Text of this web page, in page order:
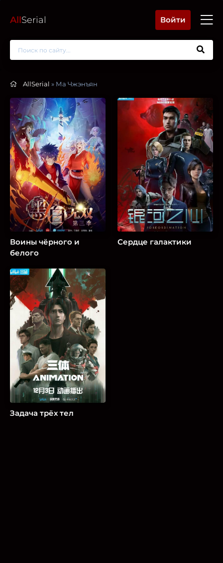
AllSerial Войти
AllSerial » Ма Чжэнъян
Воины чёрного и
белого
Сердце галактики
Задача трёх тел